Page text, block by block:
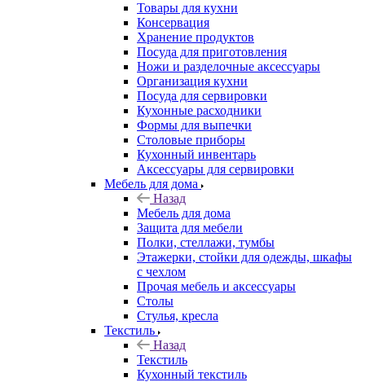
Товары для кухни
Консервация
Хранение продуктов
Посуда для приготовления
Ножи и разделочные аксессуары
Организация кухни
Посуда для сервировки
Кухонные расходники
Формы для выпечки
Столовые приборы
Кухонный инвентарь
Аксессуары для сервировки
Мебель для дома
Назад
Мебель для дома
Защита для мебели
Полки, стеллажи, тумбы
Этажерки, стойки для одежды, шкафы
с чехлом
Прочая мебель и аксессуары
Столы
Стулья, кресла
Текстиль
Назад
Текстиль
Кухонный текстиль